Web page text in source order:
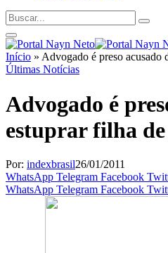
Início » Advogado é preso acusado
Últimas Notícias
Advogado é
estuprar filha de
Por: indexbrasil26/01/2011
WhatsApp Telegram Facebook
WhatsApp Telegram Facebook